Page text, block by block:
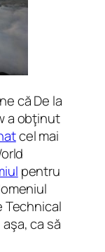
căDe la
a obţinut
cel mai
pentru
Technical
aşa, ca să